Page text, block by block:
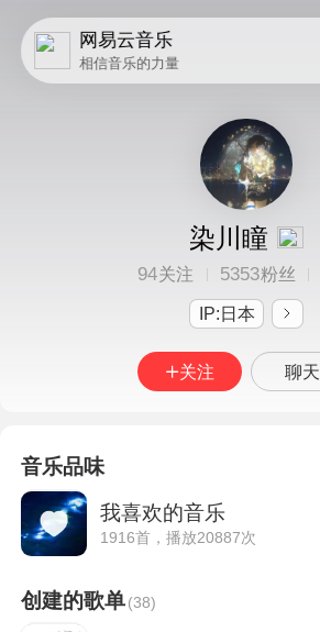
网易云音乐
相信音乐的力量
染川瞳
94关注 5353粉丝
IP:日本
关注 聊天
音乐品味
我喜欢的音乐
1916首，播放20887次
创建的歌单(38)